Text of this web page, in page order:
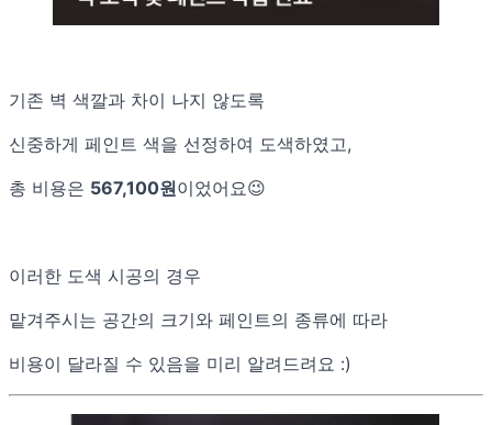
기존 벽 색깔과 차이 나지 않도록
신중하게 페인트 색을 선정하여 도색하였고,
총 비용은 567,100원이었어요😉
이러한 도색 시공의 경우
맡겨주시는 공간의 크기와 페인트의 종류에 따라
비용이 달라질 수 있음을 미리 알려드려요 :)